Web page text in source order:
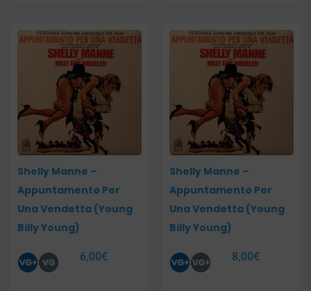
Shelly Manne –
Appuntamento Per
Una Vendetta (Young
Billy Young)
6,00€
Shelly Manne –
Appuntamento Per
Una Vendetta (Young
Billy Young)
8,00€